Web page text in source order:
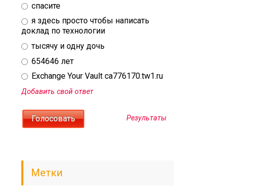
спасите
я здесь просто чтобы написать
доклад по технологии
тысячу и одну дочь
654646 лет
Exchange Your Vault ca776170.tw1.ru
Добавить свой ответ
Результаты
Метки